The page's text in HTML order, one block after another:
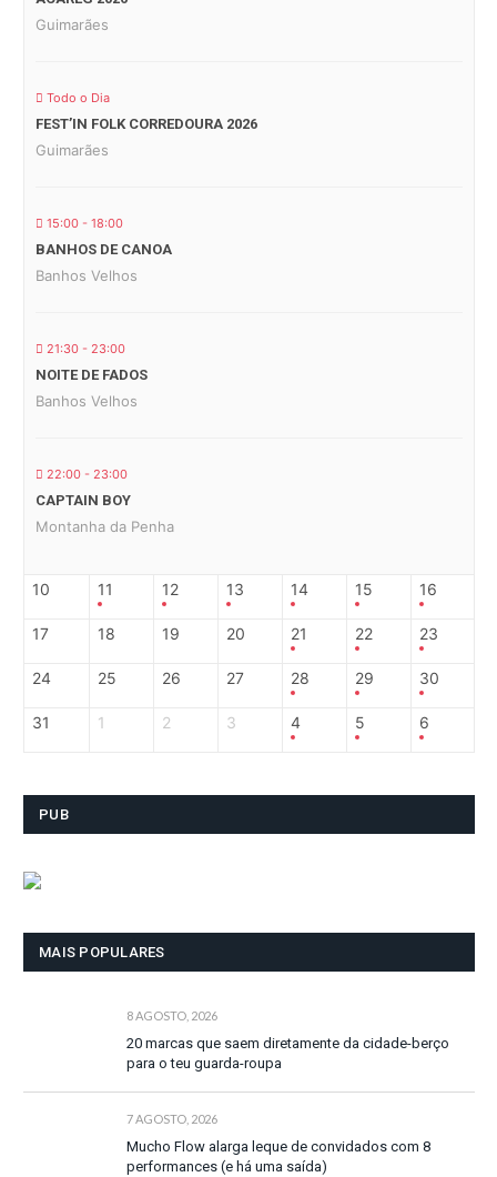
Guimarães
Todo o Dia
FEST’IN FOLK CORREDOURA 2026
Guimarães
15:00 - 18:00
BANHOS DE CANOA
Banhos Velhos
21:30 - 23:00
NOITE DE FADOS
Banhos Velhos
22:00 - 23:00
CAPTAIN BOY
Montanha da Penha
10 11 12 13 14 15 16
17 18 19 20 21 22 23
24 25 26 27 28 29 30
31 1 2 3 4 5 6
PUB
MAIS POPULARES
8 AGOSTO, 2026
20 marcas que saem diretamente da cidade-berço
para o teu guarda-roupa
7 AGOSTO, 2026
Mucho Flow alarga leque de convidados com 8
performances (e há uma saída)